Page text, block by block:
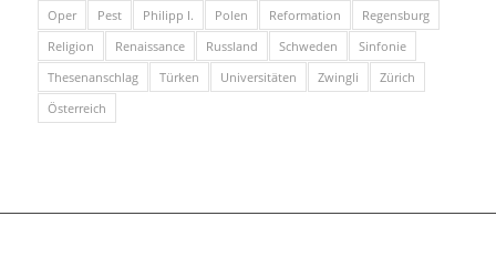
Oper
Pest Philipp I. Polen Reformation
Regensburg
Religion
Renaissance Russland Schweden
Sinfonie
Thesenanschlag
Türken Universitäten Zwingli
Zürich
Österreich